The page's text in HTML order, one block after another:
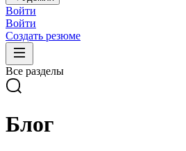
Войти
Войти
Создать резюме
Все разделы
Блог